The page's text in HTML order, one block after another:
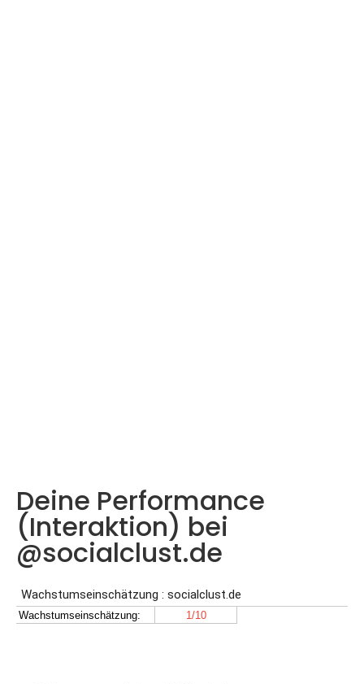
Deine Performance
(Interaktion) bei
@socialclust.de